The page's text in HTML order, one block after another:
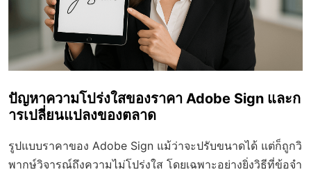
ปัญหาความโปร่งใสของราคา Adobe Sign และก
ารเปลี่ยนแปลงของตลาด
รูปแบบราคาของ Adobe Sign แม้ว่าจะปรับขนาดได้ แต่ก็ถูกวิ
พากษ์วิจารณ์ถึงความไม่โปร่งใส โดยเฉพาะอย่างยิ่งวิธีที่ข้อจำ